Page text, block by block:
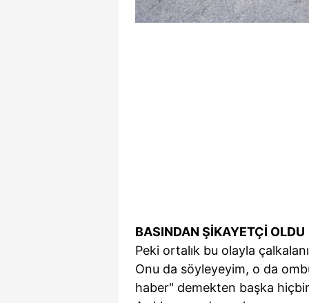
BASINDAN ŞİKAYETÇİ OLDU
Peki ortalık bu olayla
Onu da söyleyeyim, o da
haber" demekten başka